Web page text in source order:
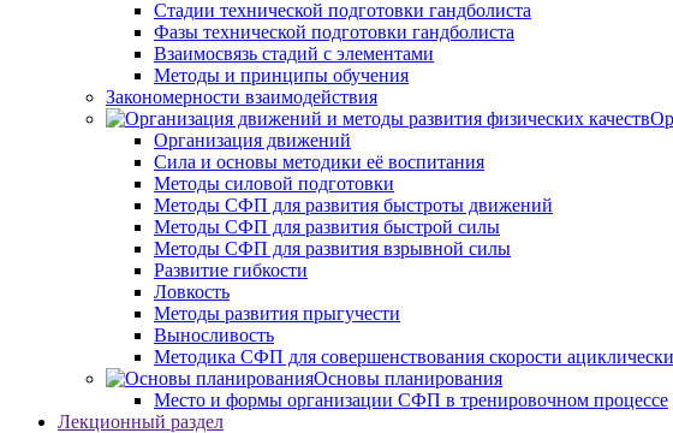
Стадии технической подготовки гандболиста
Фазы технической подготовки гандболиста
Взаимосвязь стадий с элементами
Методы и принципы обучения
Закономерности взаимодействия
Организация движений
Сила и основы методики её воспитания
Методы силовой подготовки
Методы СФП для развития быстроты движений
Методы СФП для развития быстрой силы
Методы СФП для развития взрывной силы
Развитие гибкости
Ловкость
Методы развития прыгучести
Выносливость
Методика СФП для совершенствования скорости
Основы планирования
Место и формы организации СФП в тренировочном процессе
Лекционный раздел